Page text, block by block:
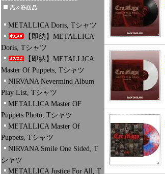
METALLICA Doris, Tシャツ
【即納】METALLICA
Doris, Tシャツ
【即納】METALLICA
Master Of Puppets, Tシャツ
NIRVANA Nevermind Album
Play List, Tシャツ
METALLICA Master OF
Puppets Photo, Tシャツ
METALLICA Master Of
Puppets, Tシャツ
NIRVANA Smile One Sided, T
シャツ
METALLICA Justice For All, T